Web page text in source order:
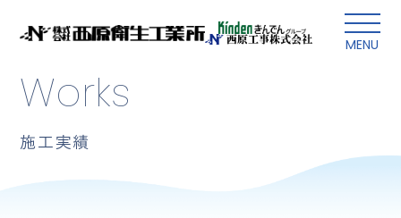
MENU
本文にスキップ
Works
施工実績